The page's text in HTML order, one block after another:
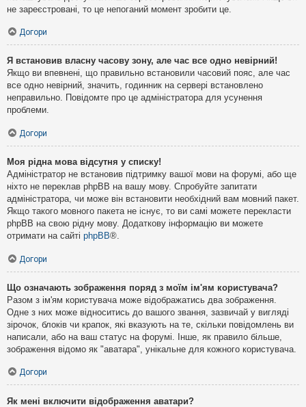
не зареєстровані, то це непоганий момент зробити це.
Догори
Я встановив власну часову зону, але час все одно невірний!
Якщо ви впевнені, що правильно встановили часовий пояс, але час
все одно невірний, значить, годинник на сервері встановлено
неправильно. Повідомте про це адміністратора для усунення
проблеми.
Догори
Моя рідна мова відсутня у списку!
Адміністратор не встановив підтримку вашої мови на форумі, або ще
ніхто не переклав phpBB на вашу мову. Спробуйте запитати
адміністратора, чи може він встановити необхідний вам мовний пакет.
Якщо такого мовного пакета не існує, то ви самі можете перекласти
phpBB на свою рідну мову. Додаткову інформацію ви можете
отримати на сайті phpBB®.
Догори
Що означають зображення поряд з моїм ім'ям користувача?
Разом з ім'ям користувача може відображатись два зображення.
Одне з них може відноситись до вашого звання, зазвичай у вигляді
зірочок, блоків чи крапок, які вказують на те, скільки повідомлень ви
написали, або на ваш статус на форумі. Інше, як правило більше,
зображення відомо як "аватара", унікальне для кожного користувача.
Догори
Як мені включити відображення аватари?